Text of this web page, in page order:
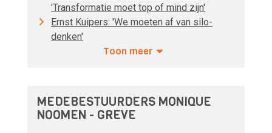
'Transformatie moet top of mind zijn'
Ernst Kuipers: 'We moeten af van silo-
denken'
Toon meer
MEDEBESTUURDERS MONIQUE
NOOMEN - GREVE